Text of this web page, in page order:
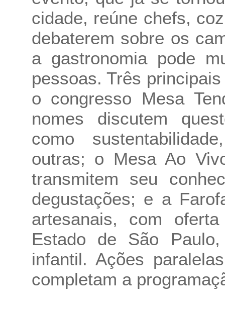
cidade, reúne chefs,
debaterem sobre os
a gastronomia pode
pessoas. Três
o congresso Mesa
nomes discutem
como
outras; o Mesa Ao
transmitem seu
degustações; e a
artesanais, com
Estado de São
infantil. Ações
completam a